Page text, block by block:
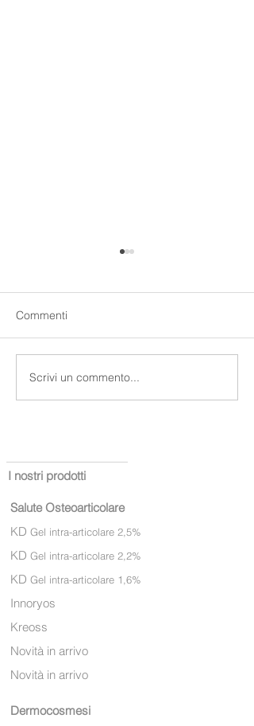
Rameskin crema
riparatrice
Commenti
Scrivi un commento...
I nostri prodotti
Salute Osteoarticolare
KD Gel intra-articolare 2,5%
KD Gel intra-articolare 2,2%
KD Gel intra-articolare 1,6%
Innoryos
Kreoss
Novità in arrivo
Novità in arrivo
Dermocosmesi